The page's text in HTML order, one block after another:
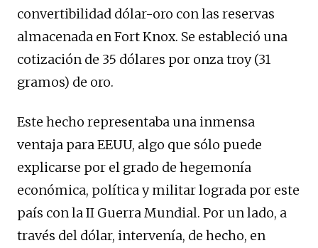
convertibilidad dólar-oro con las reservas
almacenada en Fort Knox. Se estableció una
cotización de 35 dólares por onza troy (31
gramos) de oro.
Este hecho representaba una inmensa
ventaja para EEUU, algo que sólo puede
explicarse por el grado de hegemonía
económica, política y militar lograda por este
país con la II Guerra Mundial. Por un lado, a
través del dólar, intervenía, de hecho, en